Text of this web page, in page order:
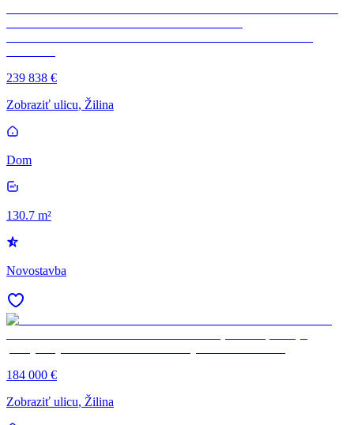
239 838 €
Zobraziť ulicu, Žilina
Dom
130.7 m²
Novostavba
184 000 €
Zobraziť ulicu, Žilina